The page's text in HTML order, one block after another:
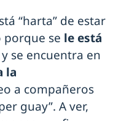
“harta” de estar
se le está
y se encuentra en
la
a compañeros
guay”. A ver,